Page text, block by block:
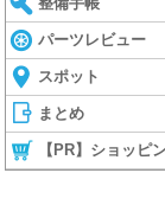
パーツレビュー
スポット
まとめ
【PR】ショッピ